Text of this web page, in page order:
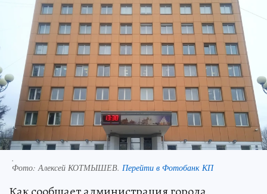
.
Фото: Алексей КОТМЫШЕВ. Перейти в Фотобанк КП